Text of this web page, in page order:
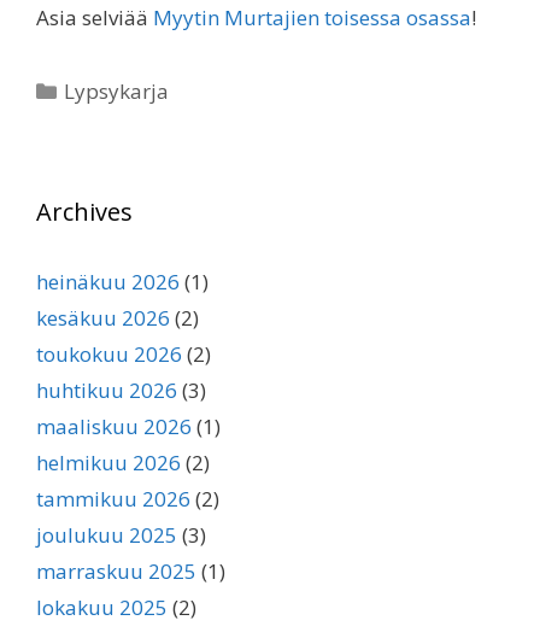
Asia selviää Myytin Murtajien toisessa osassa!
Kategoriat
Lypsykarja
Archives
heinäkuu 2026 (1)
kesäkuu 2026 (2)
toukokuu 2026 (2)
huhtikuu 2026 (3)
maaliskuu 2026 (1)
helmikuu 2026 (2)
tammikuu 2026 (2)
joulukuu 2025 (3)
marraskuu 2025 (1)
lokakuu 2025 (2)